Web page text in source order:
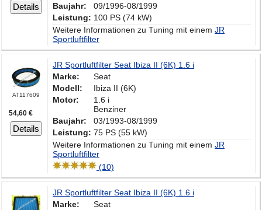
Details
Baujahr:
09/1996-08/1999
Leistung: 100 PS (74 kW)
Weitere Informationen zu Tuning mit einem JR
Sportluftfilter
AT117609
54,60 €
Details
JR Sportluftfilter Seat Ibiza II (6K) 1.6 i
Marke:
Seat
Modell:
Ibiza II (6K)
Motor:
1.6 i
Benziner
Baujahr:
03/1993-08/1999
Leistung: 75 PS (55 kW)
Weitere Informationen zu Tuning mit einem JR
Sportluftfilter
(10)
JR Sportluftfilter Seat Ibiza II (6K) 1.6 i
Marke:
Seat